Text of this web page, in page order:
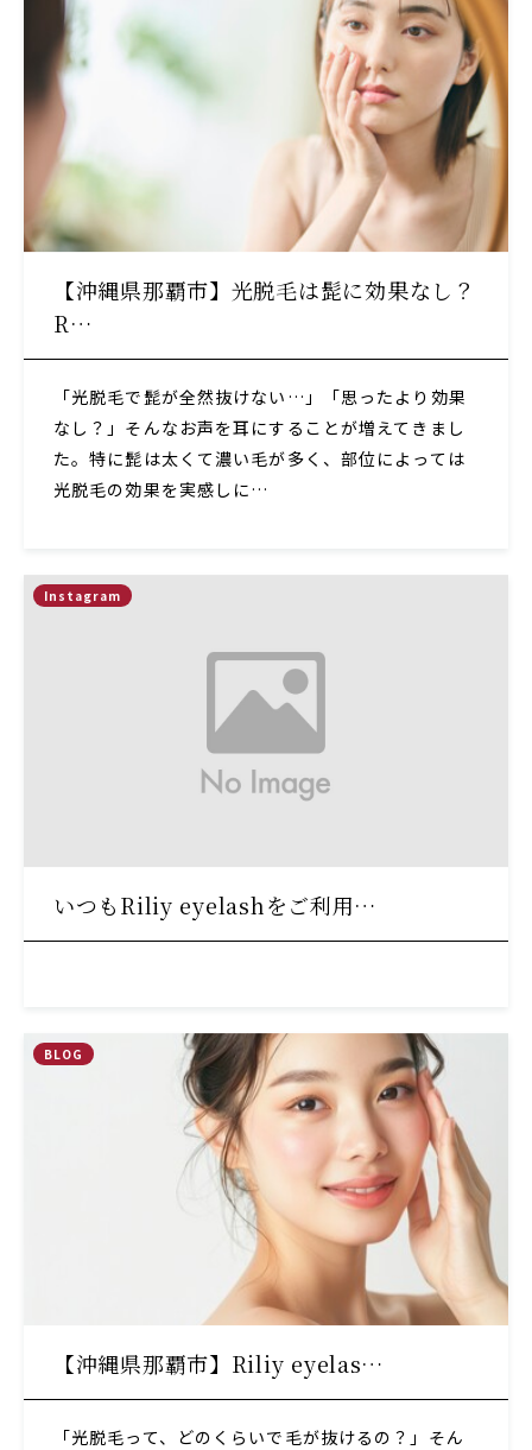
【沖縄県那覇市】光脱毛は髭に効果なし？
R…
「光脱毛で髭が全然抜けない…」「思ったより効果
なし？」そんなお声を耳にすることが増えてきまし
た。特に髭は太くて濃い毛が多く、部位によっては
光脱毛の効果を実感しに…
Instagram
いつもRiliy eyelashをご利用…
BLOG
【沖縄県那覇市】Riliy eyelas…
「光脱毛って、どのくらいで毛が抜けるの？」そん